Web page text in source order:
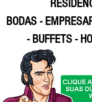
BODAS -
- BUFFETS -